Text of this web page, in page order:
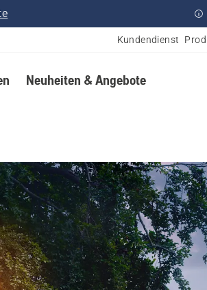
Kundendienst
Neuheiten & Angebote